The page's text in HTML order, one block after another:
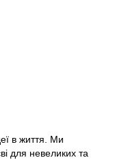
в життя. Ми
для невеликих та